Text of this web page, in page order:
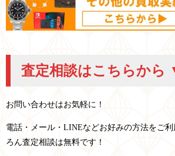
査定相談はこちらから
お問い合わせはお気軽に！
電話・メール・LINEなどお好みの方法をご
ろん査定相談は無料です！